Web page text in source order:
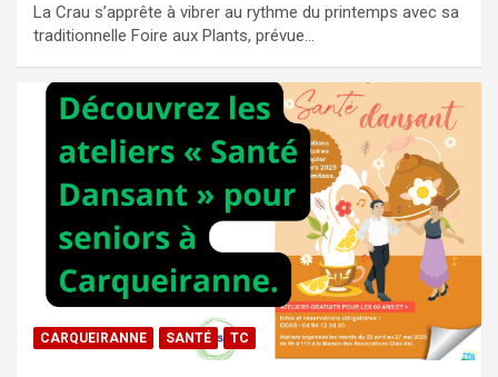
La Crau s’apprête à vibrer au rythme du printemps avec sa
traditionnelle Foire aux Plants, prévue…
CARQUEIRANNE SANTÉ TC